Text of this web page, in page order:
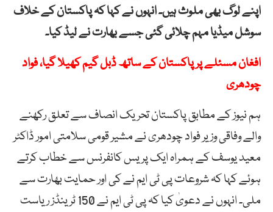
اپنے لوگ بھی ملوث ہیں۔ انہوں نے کہا کہ پاکستان کے خلاف
سوشل میڈیا مہم چلائی گئی جسے بھارت نے لیڈ کیا۔
افغان مسئلے پر پاکستان کے ساتھ ڈبل گیم کھیلا گیا، فواد
چودھری
ہم نیوز کے مطابق پاکستان تحریک انصاف سے تعلق رکھنے
والے وفاقی وزیر فواد چودھری نے مشیر قومی سلامتی امور ڈاکٹر
معید یوسف کے ہمراہ ایک پریس کانفرنس سے خطاب کرتے
ہوئے کہا کہ شروعات پی ٹی ایم نے کی اور حمایت بھارت سے
ملی۔ انہوں نے دعویٰ کیا کہ پی ٹی ایم نے 150 ٹرینڈز ریاست